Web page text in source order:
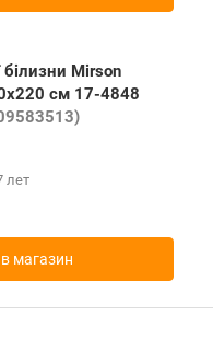
білизни Mirson
см 17-4848
лет
магазин